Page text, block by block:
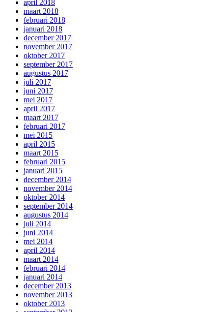
april 2018
maart 2018
februari 2018
januari 2018
december 2017
november 2017
oktober 2017
september 2017
augustus 2017
juli 2017
juni 2017
mei 2017
april 2017
maart 2017
februari 2017
mei 2015
april 2015
maart 2015
februari 2015
januari 2015
december 2014
november 2014
oktober 2014
september 2014
augustus 2014
juli 2014
juni 2014
mei 2014
april 2014
maart 2014
februari 2014
januari 2014
december 2013
november 2013
oktober 2013